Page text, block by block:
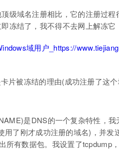
级域名注册相比，它的注册过程
冻结了，我不得不去网上解冻它
片被冻结的理由(成功注册了这个
是DNS的一个复杂特性，
用了刚才成功注册的域名)，并发
所有数据包。我设置了tcpdump